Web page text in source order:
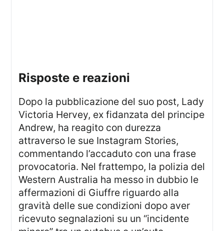
risposte e reazioni
Dopo la pubblicazione del suo post, Lady
Victoria Hervey, ex fidanzata del principe
Andrew, ha reagito con durezza
attraverso le sue Instagram Stories,
commentando l’accaduto con una frase
provocatoria. Nel frattempo, la polizia del
Western Australia ha messo in dubbio le
affermazioni di Giuffre riguardo alla
gravità delle sue condizioni dopo aver
ricevuto segnalazioni su un “incidente